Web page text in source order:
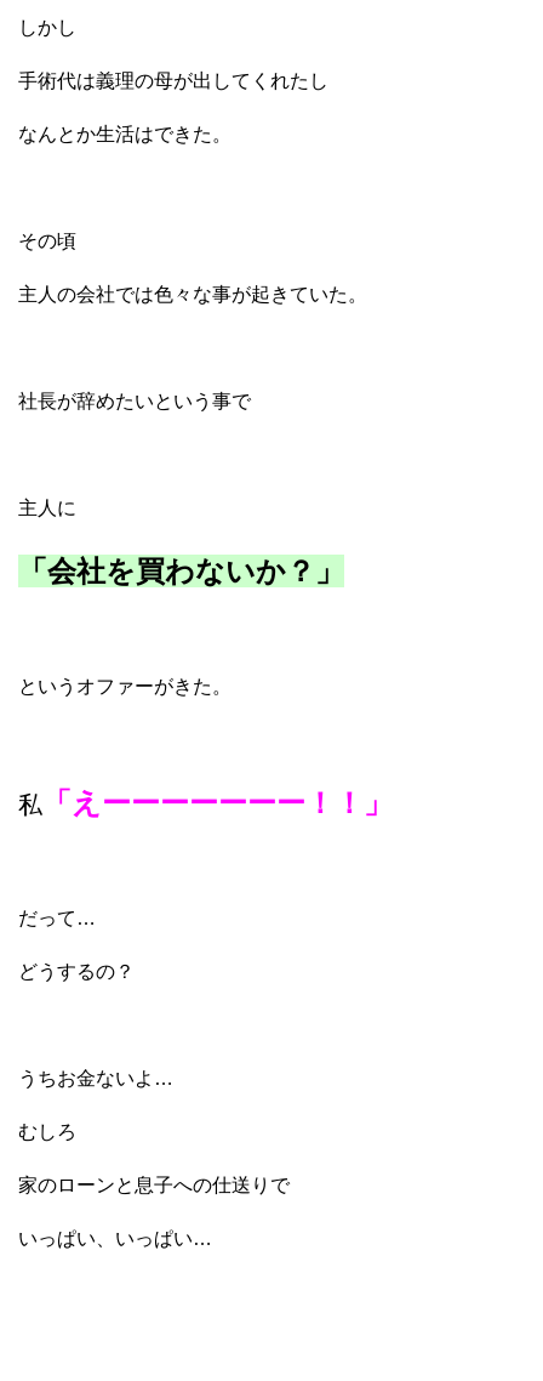
しかし
手術代は義理の母が出してくれたし
なんとか生活はできた。
その頃
主人の会社では色々な事が起きていた。
社長が辞めたいという事で
主人に
「会社を買わないか？」
というオファーがきた。
私 「えーーーーーーー！！」
だって…
どうするの？
うちお金ないよ…
むしろ
家のローンと息子への仕送りで
いっぱい、いっぱい…